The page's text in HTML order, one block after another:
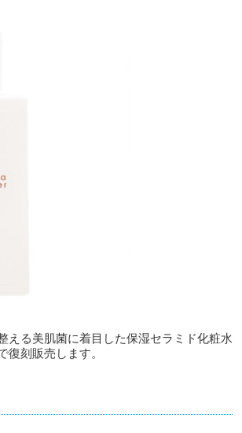
える美肌菌に着目した保湿セラミド化粧水
復刻販売します。